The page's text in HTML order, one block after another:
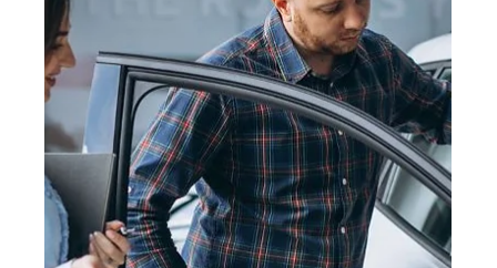
¿Qué es un panel de
investigación de usuarios y
cómo transforma las
decisiones de negocio?